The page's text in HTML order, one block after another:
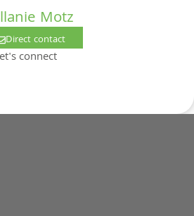
Motz
Direct contact
connect